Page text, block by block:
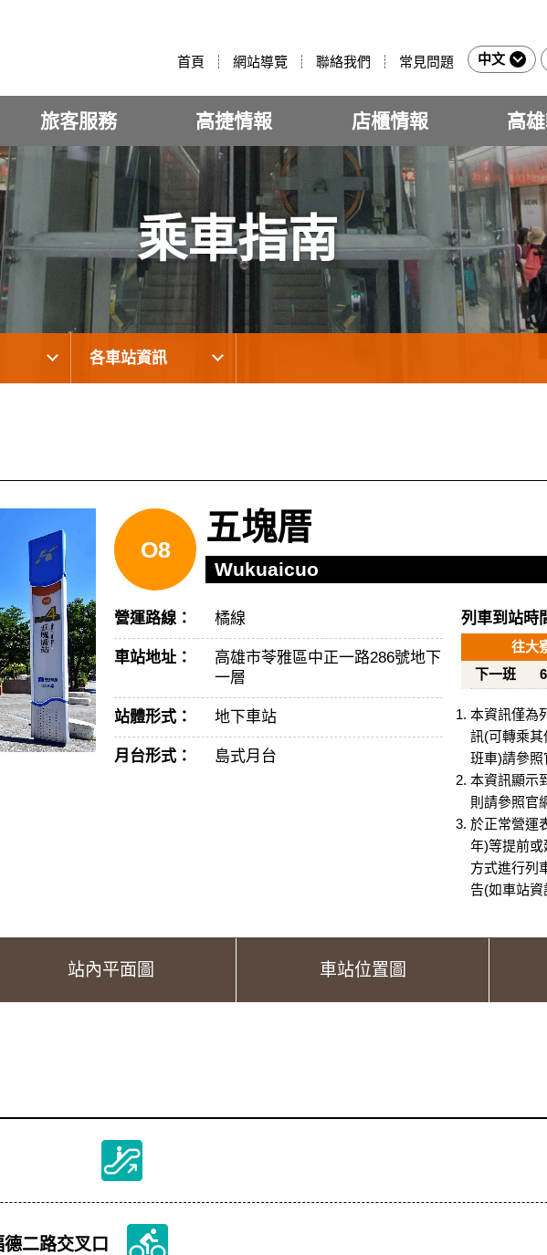
首頁 網站導覽 聯絡我們 常見問題 中文
旅客服務 高捷情報 店櫃情報 高
乘車指南
各車站資訊
O8
五塊厝
Wukuaicuo
營運路線： 橘線
車站地址：
高雄市苓雅區中正一路286號地下
一層
站體形式： 地下車站
月台形式： 島式月台
列車到站時
往大
下一班
本資訊僅為
訊(可轉乘
班車)請參照
本資訊顯示
則請參照官
於正常營運
年)等提前
方式進行列
告(如車站資
站內平面圖 車站位置圖
二路交叉口